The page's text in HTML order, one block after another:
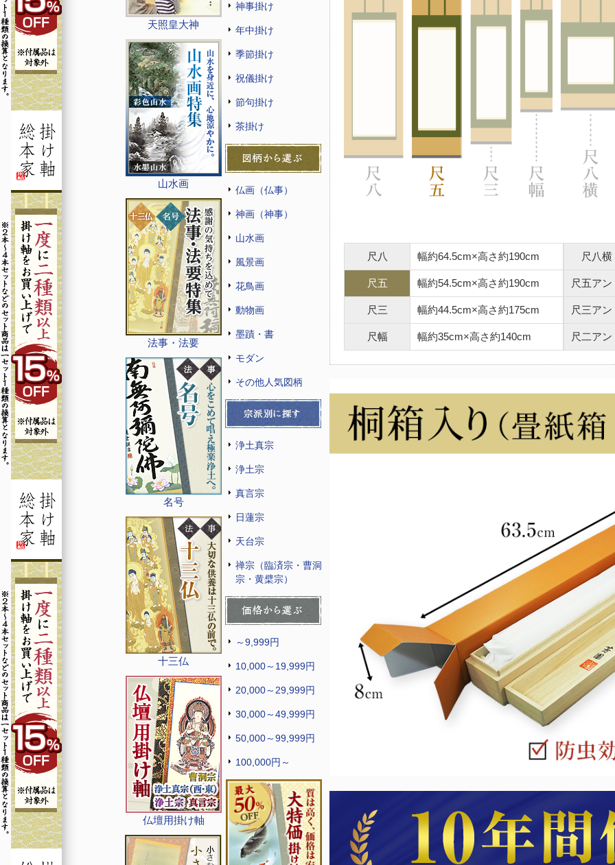
天照皇大神
山水画
法事・法要
名号
十三仏
仏壇用掛け軸
神事掛け
年中掛け
季節掛け
祝儀掛け
節句掛け
茶掛け
仏画（仏事）
神画（神事）
山水画
風景画
花鳥画
動物画
墨蹟・書
モダン
その他人気図柄
浄土真宗
浄土宗
真言宗
日蓮宗
天台宗
禅宗（臨済宗・曹洞
宗・黄檗宗）
～9,999円
10,000～19,999円
20,000～29,999円
30,000～49,999円
50,000～99,999円
100,000円～
尺八 幅約64.5cm×高さ約190cm
尺五 幅約54.5cm×高さ約190cm
尺三 幅約44.5cm×高さ約175cm
尺幅 幅約35cm×高さ約140cm
尺八横
尺五アン
尺三アン
尺二アン